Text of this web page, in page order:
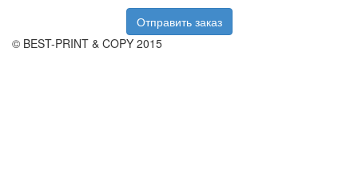
Отправить заказ
© BEST-PRINT & COPY 2015